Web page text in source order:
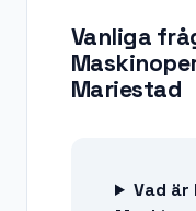
Vanliga
Mariestad
Vad är